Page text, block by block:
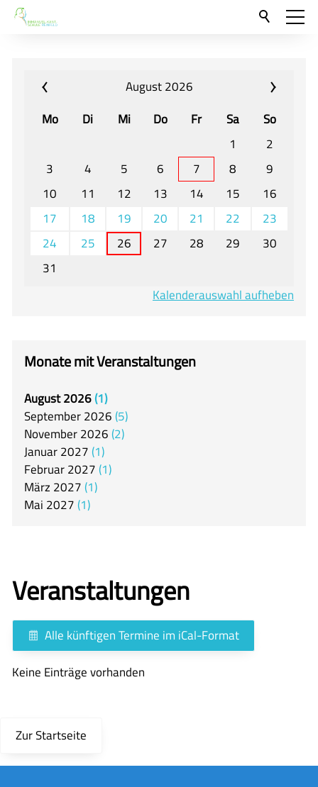
Neu hier?
Für Eltern und Schüler
Veranstaltungen und Termine
Unser Unterricht - Fachcurricula
Unsere Konzepte
Downloads
Unter-, Mittel und Oberstufe
Offener Ganztag
Mensa
Unsere Schulgemeinschaft
Kontakt
🇬🇧
August 2026
Mo
Di Mi Do Fr Sa
So
1
2
3
4 5 6 7 8
9
10
11 12 13 14 15
16
17
18 19 20 21 22
23
24
25 26 27 28 29
30
31
Kalenderauswahl aufheben
Monate mit Veranstaltungen
August2026 1
September2026 5
November2026 2
Januar2027 1
Februar2027 1
März 2027 1
Mai 2027 1
Veranstaltungen
Alle künftigen Termine im iCal-Format
Keine Einträge vorhanden
Zur Startseite